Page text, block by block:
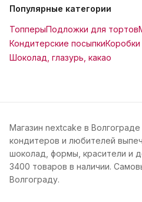
Популярные категории
ТопперыПодложки для тортов
Кондитерские посыпки
Шоколад, глазурь, какао
Магазин nextcake в
кондитеров и любителей
шоколад, формы, красители и
3400 товаров в наличии.
Волгограду.